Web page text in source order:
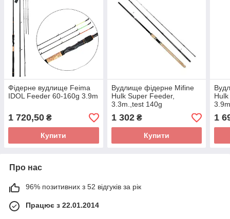
Фідерне вудлище Feima
IDOL Feeder 60-160g 3.9m
1 720,50 ₴
Купити
Вудлище фідерне Mifine
Hulk Super Feeder,
3.3m.,test 140g
1 302₴
Купити
1
Про нас
96% позитивних з 52 відгуків за рік
Працює з 22.01.2014